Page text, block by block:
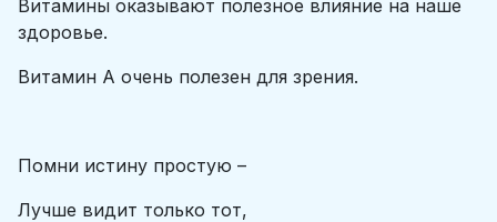
Витамины оказывают полезное влияние на наше
здоровье.
Витамин А очень полезен для зрения.
Помни истину простую –
Лучше видит только тот,